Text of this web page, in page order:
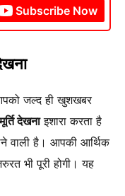
Subscribe Now
जल्द ही खुशखबर
देखनाइशारा करता है
वाली है। आपकी आर्थिक
भी पूरी होगी। यह